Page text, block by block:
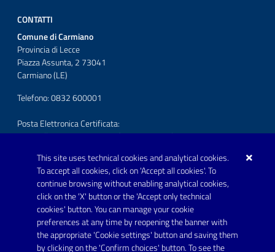
This site uses technical cookies and analytical cookies.
To accept all cookies, click on 'Accept all cookies'. To
continue browsing without enabling analytical cookies,
click on the 'X' button or the 'Accept only technical
cookies' button. You can manage your cookie
preferences at any time by reopening the banner with
the appropriate 'Cookie settings' button and saving them
by clicking on the 'Confirm choices' button. To see the
CONTATTI
Comune di Carmiano
Provincia di Lecce
Piazza Assunta, 2 73041
Carmiano (LE)
Telefono: 0832 600001
Posta Elettronica Certificata:
protocollo.comunecarmiano@pec.rupar.puglia.it
URP - Ufficio Relazioni con il Pubblico
FOLLOW US ON
Youtube